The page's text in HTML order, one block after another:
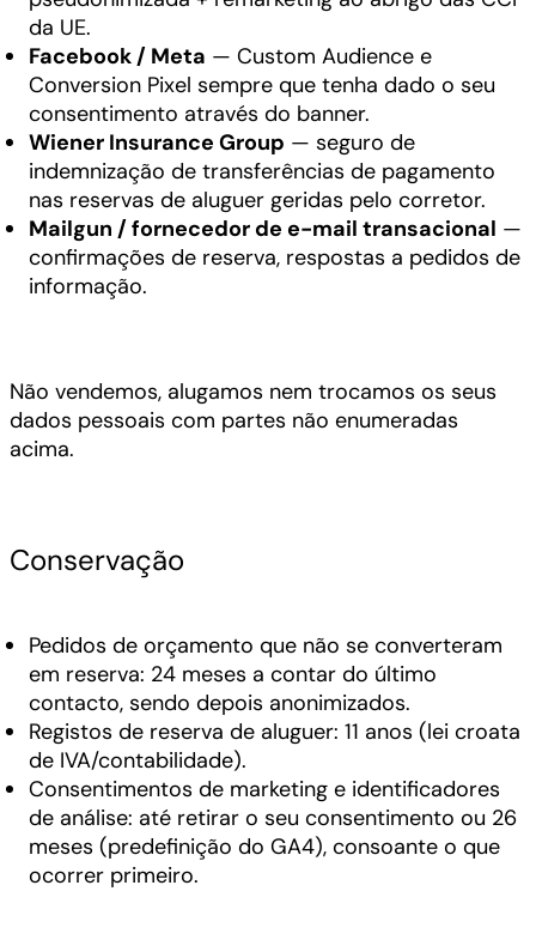
da UE.
Facebook / Meta — Custom Audience e
Conversion Pixel sempre que tenha dado o seu
consentimento através do banner.
Wiener Insurance Group — seguro de
indemnização de transferências de pagamento
nas reservas de aluguer geridas pelo corretor.
Mailgun / fornecedor de e-mail transacional —
confirmações de reserva, respostas a pedidos de
informação.
Não vendemos, alugamos nem trocamos os seus
dados pessoais com partes não enumeradas
acima.
Conservação
Pedidos de orçamento que não se converteram
em reserva: 24 meses a contar do último
contacto, sendo depois anonimizados.
Registos de reserva de aluguer: 11 anos (lei croata
de IVA/contabilidade).
Consentimentos de marketing e identificadores
de análise: até retirar o seu consentimento ou 26
meses (predefinição do GA4), consoante o que
ocorrer primeiro.